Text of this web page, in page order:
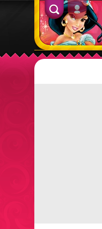
تلبيس، مكياج، طبخ وأنشطة ممتعة
الدخول